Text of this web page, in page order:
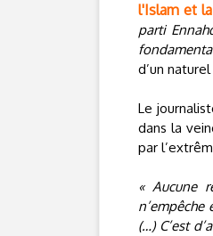
l'Islam et
parti
d’un
Le
dans la
par
« Aucune
(…) C’est